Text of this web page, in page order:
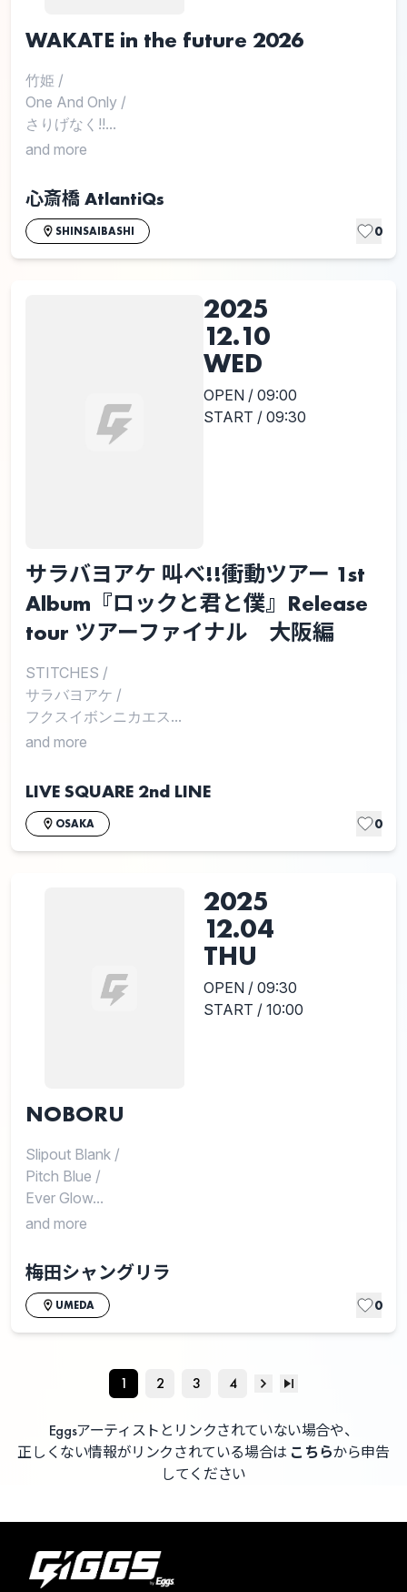
WAKATE in the future 2026
竹姫 /
One And Only /
さりげなく!!...
and more
心斎橋 AtlantiQs
SHINSAIBASHI 0
2025
12.10
WED
OPEN / 09:00
START / 09:30
サラバヨアケ 叫べ!!衝動ツアー 1st
Album『ロックと君と僕』Release
tour ツアーファイナル 大阪編
STITCHES /
サラバヨアケ /
フクスイボンニカエス...
and more
LIVE SQUARE 2nd LINE
OSAKA 0
2025
12.04
THU
OPEN / 09:30
START / 10:00
NOBORU
Slipout Blank /
Pitch Blue /
Ever Glow...
and more
梅田シャングリラ
UMEDA 0
1 2 3 4
Eggsアーティストとリンクされていない場合や、
正しくない情報がリンクされている場合は こちらから申告
してください